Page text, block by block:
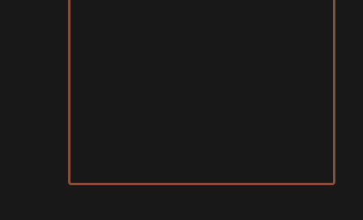
Arcadia GeekFest 2026